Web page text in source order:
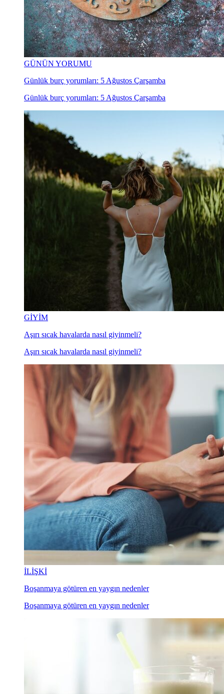
GÜNÜN YORUMU
Günlük burç yorumları: 5 Ağustos Çarşamba
Günlük burç yorumları: 5 Ağustos Çarşamba
GİYİM
Aşırı sıcak havalarda nasıl giyinmeli?
Aşırı sıcak havalarda nasıl giyinmeli?
İLİŞKİ
Boşanmaya götüren en yaygın nedenler
Boşanmaya götüren en yaygın nedenler